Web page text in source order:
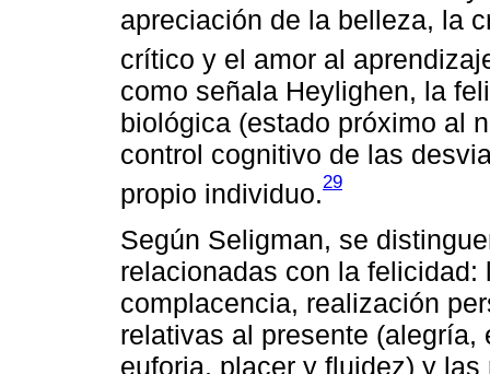
apreciación de la belleza, la
crítico y el amor al
como señala Heylighen, la
biológica (estado próximo al
control cognitivo de las
propio individuo.29
Según Seligman, se
relacionadas con la
complacencia, realización
relativas al presente
euforia, placer y fluidez) y